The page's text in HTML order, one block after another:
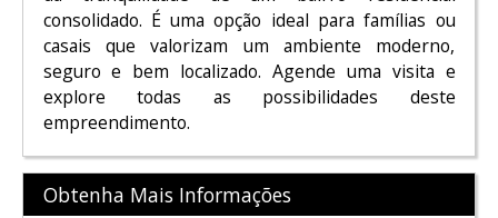
consolidado. É uma opção ideal para famílias ou
casais que valorizam um ambiente moderno,
seguro e bem localizado. Agende uma visita e
explore todas as possibilidades deste
empreendimento.
Obtenha Mais Informações